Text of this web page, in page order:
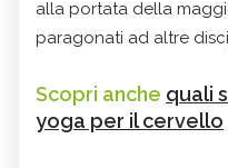
alla portata della
paragonati ad altre
Scopri anche quali
yoga per il cervello